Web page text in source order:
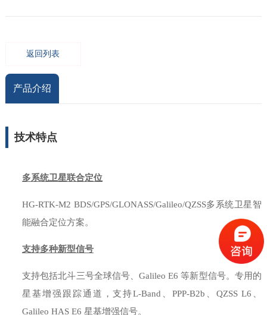
返回列表
产品介绍
技术特点
多系统卫星联合定位
HG-RTK-M2 BDS/GPS/GLONASS/Galileo/QZSS多系统卫星智
能融合定位方案。
支持多种新型信号
支持包括北斗三号全球信号、Galileo E6 等新型信号。专用的
星基增强跟踪通道，支持L-Band、PPP-B2b、QZSS L6、
Galileo HAS E6 星基增强信号。